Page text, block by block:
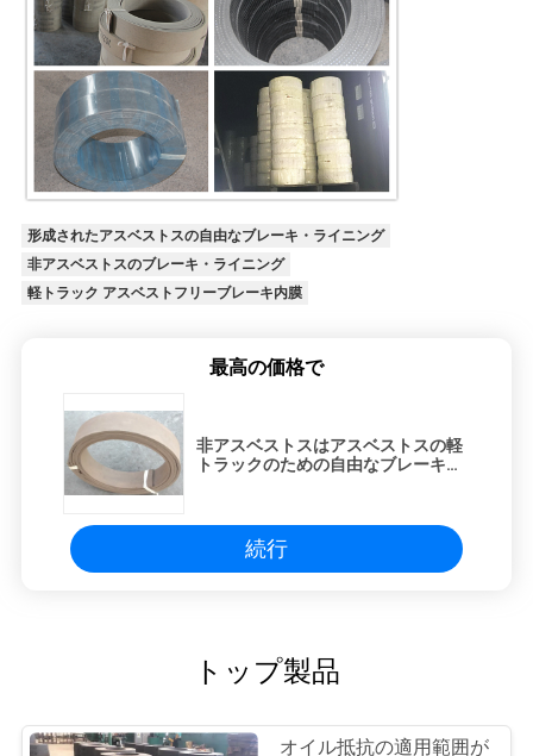
形成されたアスベストスの自由なブレーキ・ライニング
非アスベストスのブレーキ・ライニング
軽トラック アスベストフリーブレーキ内膜
最高の価格で
非アスベストスはアスベストスの軽
トラックのための自由なブレーキ・
続行
トップ製品
オイル抵抗の適用範囲が